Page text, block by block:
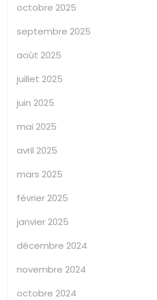
octobre 2025
septembre 2025
août 2025
juillet 2025
juin 2025
mai 2025
avril 2025
mars 2025
février 2025
janvier 2025
décembre 2024
novembre 2024
octobre 2024